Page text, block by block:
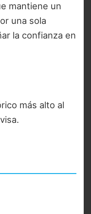
mantiene un
una sola
la confianza en
más alto al